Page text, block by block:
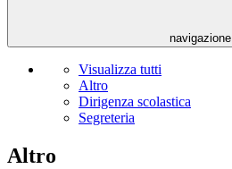
navigazione
Visualizza tutti
Altro
Dirigenza scolastica
Segreteria
Altro